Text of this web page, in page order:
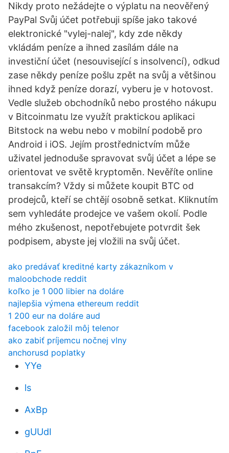
Nikdy proto nežádejte o výplatu na neověřený
PayPal Svůj účet potřebuji spíše jako takové
elektronické "vylej-nalej", kdy zde někdy
vkládám peníze a ihned zasílám dále na
investiční účet (nesouvisející s insolvencí), odkud
zase někdy peníze pošlu zpět na svůj a většinou
ihned když peníze dorazí, vyberu je v hotovost.
Vedle služeb obchodníků nebo prostého nákupu
v Bitcoinmatu lze využít praktickou aplikaci
Bitstock na webu nebo v mobilní podobě pro
Android i iOS. Jejím prostřednictvím může
uživatel jednoduše spravovat svůj účet a lépe se
orientovat ve světě kryptoměn. Nevěříte online
transakcím? Vždy si můžete koupit BTC od
prodejců, kteří se chtějí osobně setkat. Kliknutím
sem vyhledáte prodejce ve vašem okolí. Podle
mého zkušenost, nepotřebujete potvrdit šek
podpisem, abyste jej vložili na svůj účet.
ako predávať kreditné karty zákazníkom v
maloobchode reddit
koľko je 1 000 libier na doláre
najlepšia výmena ethereum reddit
1 200 eur na doláre aud
facebook založil môj telenor
ako zabiť príjemcu nočnej vlny
anchorusd poplatky
YYe
ls
AxBp
gUUdI